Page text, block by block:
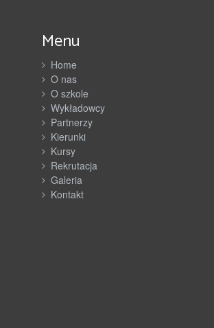
Menu
Home
O nas
O szkole
Wykładowcy
Partnerzy
Kierunki
Kursy
Rekrutacja
Galeria
Kontakt